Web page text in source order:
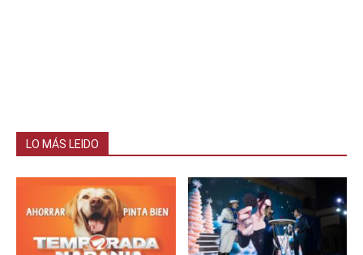
LO MÁS LEIDO